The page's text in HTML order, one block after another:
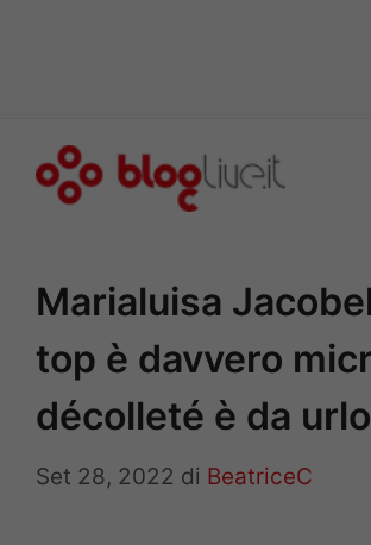
Marialuisa
top è davvero
décolleté è da urlo
Set 28, 2022 di BeatriceC